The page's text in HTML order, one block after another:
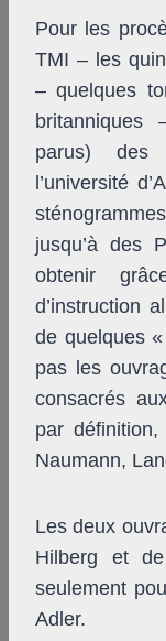
Pour les
TMI – les
– quelques
britanniques
parus) des
l’université
jusqu’à des
obtenir
d’instruction
de quelques
pas les
consacrés
par
Naumann,
Les deux
Hilberg et
seulement
Adler.